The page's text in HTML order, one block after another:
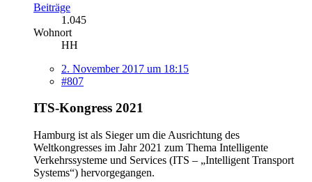
Beiträge
1.045
Wohnort
HH
2. November 2017 um 18:15
#807
ITS-Kongress 2021
Hamburg ist als Sieger um die Ausrichtung des
Weltkongresses im Jahr 2021 zum Thema Intelligente
Verkehrssysteme und Services (ITS – „Intelligent Transport
Systems“) hervorgegangen.